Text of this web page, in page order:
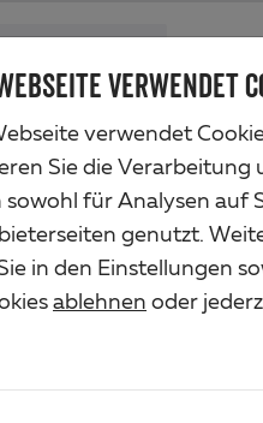
VERWENDET
verwendet
Sie die
sowohl für Analysen auf
genutzt.
in den Einstellungen
ablehnen oder